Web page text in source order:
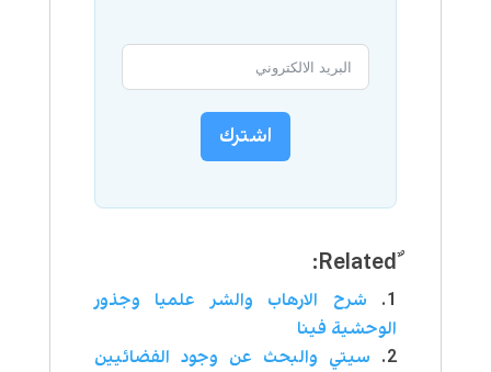
اشترك
ٌRelated:
شرح الارهاب والشر علميا وجذور
الوحشية فينا
سيتي والبحث عن وجود الفضائيين